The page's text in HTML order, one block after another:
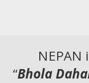
NEPAN
“Bhola